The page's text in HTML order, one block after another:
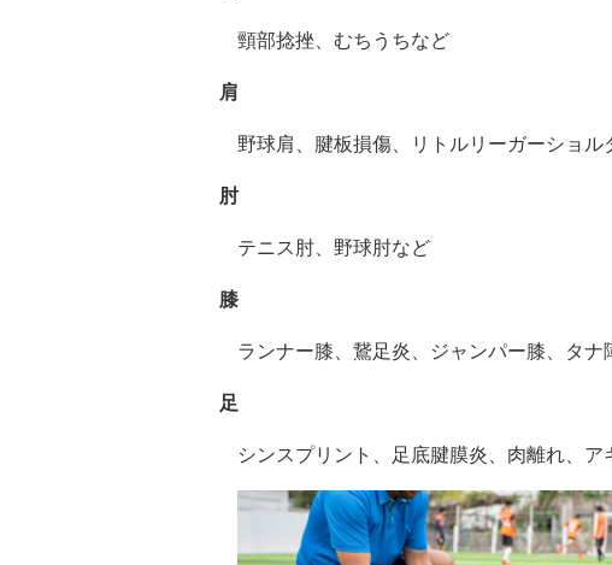
頸部捻挫、むちうちなど
肩
野球肩、腱板損傷、 リトルリーガーショル
肘
テニス肘、野球肘など
膝
ランナー膝、鵞足炎、ジャンパー膝、タナ
足
シンスプリント、足底腱膜炎、肉離れ、ア